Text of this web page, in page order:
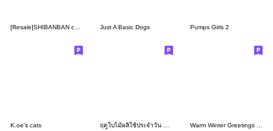
Just A Basic Dogs Pumps Girls 2
K.oe's cats ฤดูใบไม้ผลิใช้ประจำวัน หวานๆ♡ใช้ได้ตลอด Warm Winter Greetings - Wavy Hair Girl